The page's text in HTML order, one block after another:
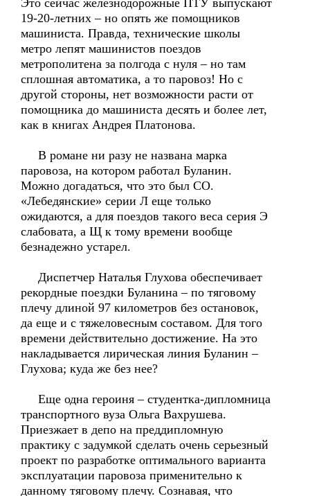
Это сейчас железнодорожные ПТУ выпускают
19-20-летних – но опять же помощников
машиниста. Правда, технические школы
метро лепят машинистов поездов
метрополитена за полгода с нуля – но там
сплошная автоматика, а то паровоз! Но с
другой стороны, нет возможности расти от
помощника до машиниста десять и более лет,
как в книгах Андрея Платонова.
В романе ни разу не названа марка
паровоза, на котором работал Буланин.
Можно догадаться, что это был СО.
«Лебедянские» серии Л еще только
ожидаются, а для поездов такого веса серия Э
слабовата, а Щ к тому времени вообще
безнадежно устарел.
Диспетчер Наталья Глухова обеспечивает
рекордные поездки Буланина – по тяговому
плечу длиной 97 километров без остановок,
да еще и с тяжеловесным составом. Для того
времени действительно достижение. На это
накладывается лирическая линия Буланин –
Глухова; куда же без нее?
Еще одна героиня – студентка-дипломница
транспортного вуза Ольга Вахрушева.
Приезжает в депо на преддипломную
практику с задумкой сделать очень серьезный
проект по разработке оптимального варианта
эксплуатации паровоза применительно к
данному тяговому плечу. Сознавая, что